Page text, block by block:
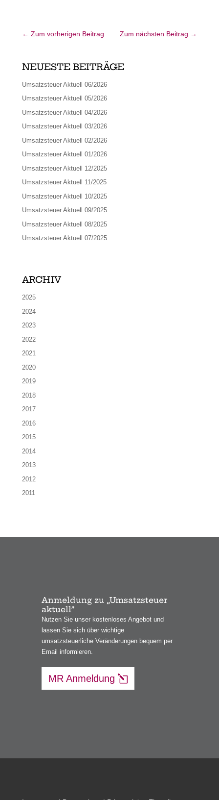
← Zum vorherigen Beitrag Zum nächsten Beitrag →
NEUESTE BEITRÄGE
Umsatzsteuer Aktuell 06/2026
Umsatzsteuer Aktuell 05/2026
Umsatzsteuer Aktuell 04/2026
Umsatzsteuer Aktuell 03/2026
Umsatzsteuer Aktuell 02/2026
Umsatzsteuer Aktuell 01/2026
Umsatzsteuer Aktuell 12/2025
Umsatzsteuer Aktuell 11/2025
Umsatzsteuer Aktuell 10/2025
Umsatzsteuer Aktuell 09/2025
Umsatzsteuer Aktuell 08/2025
Umsatzsteuer Aktuell 07/2025
ARCHIV
2025
2024
2023
2022
2021
2020
2019
2018
2017
2016
2015
2014
2013
2012
2011
Anmeldung zu „Umsatzsteuer
aktuell”
Nutzen Sie unser kostenloses Angebot und
lassen Sie sich über wichtige
umsatzsteuerliche Veränderungen bequem per
Email informieren.
MR Anmeldung